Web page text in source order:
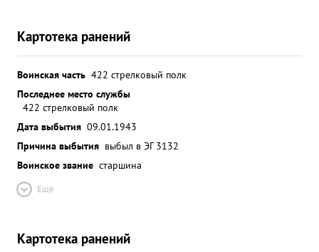
Картотека ранений
Воинская часть 422 стрелковый полк
Последнее место службы
422 стрелковый полк
Дата выбытия 09.01.1943
Причина выбытия выбыл в ЭГ 3132
Воинское звание старшина
Ещё
Картотека ранений